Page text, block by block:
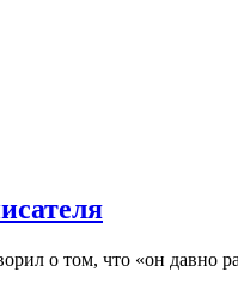
о том, что «он давно